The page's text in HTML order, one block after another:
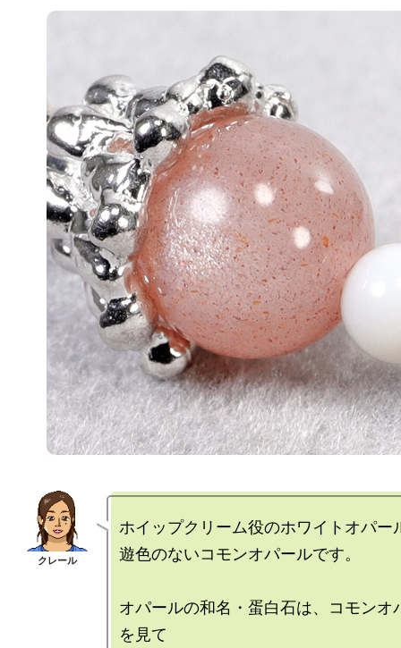
ホイップクリーム役のホワイトオパー
遊色のないコモンオパールです。
オパールの和名・蛋白石は、コモンオ
を見て